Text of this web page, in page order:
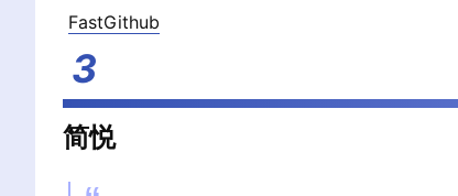
FastGithub
简悦